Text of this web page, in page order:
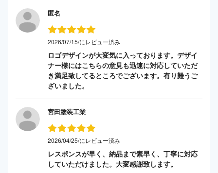
匿名
2026/07/15/にレビュー済み
ロゴデザインが大変気に入っております。デザイ
ナー様にはこちらの意見も迅速に対応していただ
き満足致してるところでございます。有り難うご
ざいました。
宮田塗装工業
2026/04/25/にレビュー済み
レスポンスが早く、納品まで素早く、丁寧に対応
していただけました。大変感謝致します。